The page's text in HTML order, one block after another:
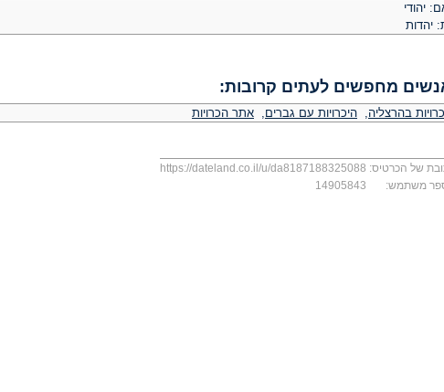
יהודי
יהדות
מחפשים לעתים קרובות:
בהרצליה, היכרויות עם גברים, אתר הכרויות
של הכרטיס: https://dateland.co.il/u/da8187188325088
משתמש:
14905843